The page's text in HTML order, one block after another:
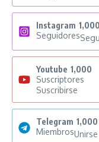
Instagram 1,000
Seguidores
Youtube 1,000
Suscriptores
Suscribirse
Telegram 1,000
MiembrosUnirse